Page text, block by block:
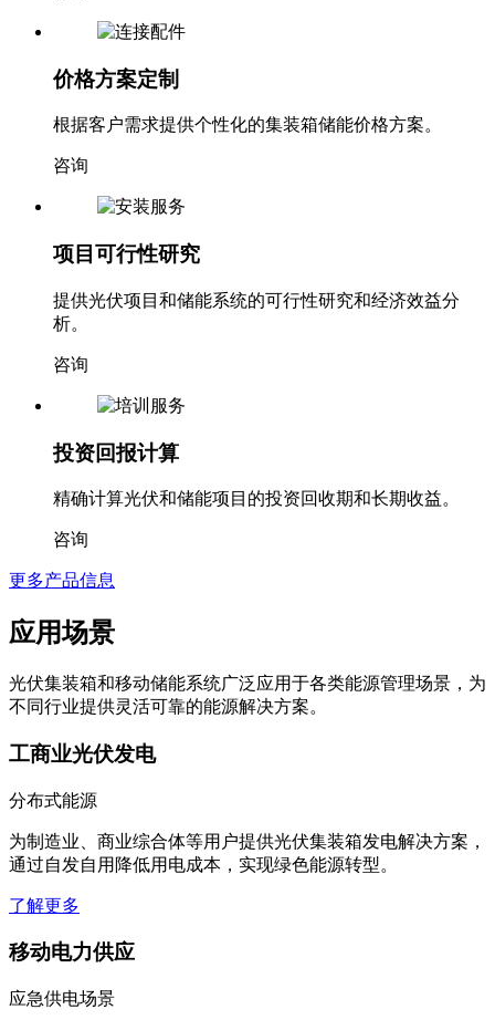
价格方案定制
根据客户需求提供个性化的集装箱储能价格方案。
咨询
提供光伏项目和储能系统的可行性研究和经济效益分
析。
咨询
投资回报计算
精确计算光伏和储能项目的投资回收期和长期收益。
咨询
更多产品信息
不同行业提供灵活可靠的能源解决方案。
工商业光伏发电
分布式能源
为制造业、商业综合体等用户提供光伏集装箱发电解决方案，
通过自发自用降低用电成本，实现绿色能源转型。
了解更多
移动电力供应
应急供电场景
为野外作业、灾害救援、临时活动等场景提供移动储能供电方